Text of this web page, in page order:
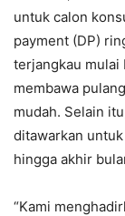
untuk calon
payment (DP)
terjangkau mulai
membawa
mudah. Selain
ditawarkan
hingga akhir
“Kami